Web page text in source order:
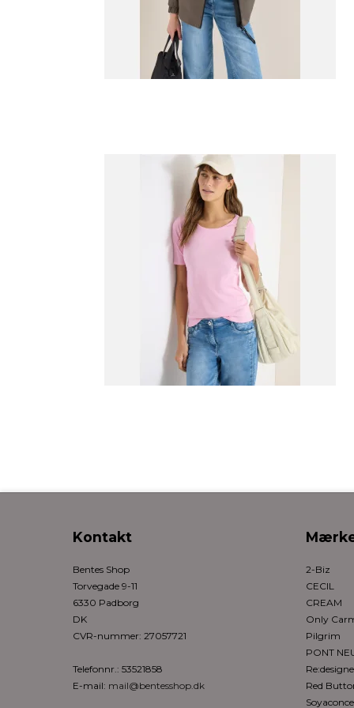
Kontakt
Bentes Shop
Torvegade 9-11
6330 Padborg
DK
CVR-nummer: 27057721
Telefonnr.: 53521858
E-mail: mail@bentesshop.dk
2-Biz
CECIL
CREAM
Only
Pilgrim
PONT
Red